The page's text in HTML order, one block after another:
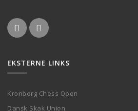
EKSTERNE LINKS
Kronborg Chess Open
Dansk Skak Union